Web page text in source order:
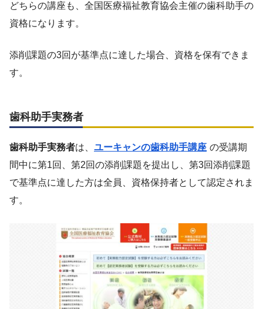
どちらの講座も、全国医療福祉教育協会主催の歯科助手の
資格になります。
添削課題の3回が基準点に達した場合、資格を保有できま
す。
歯科助手実務者
歯科助手実務者は、 ユーキャンの歯科助手講座 の受講期
間中に第1回、第2回の添削課題を提出し、第3回添削課題
で基準点に達した方は全員、資格保持者として認定されま
す。